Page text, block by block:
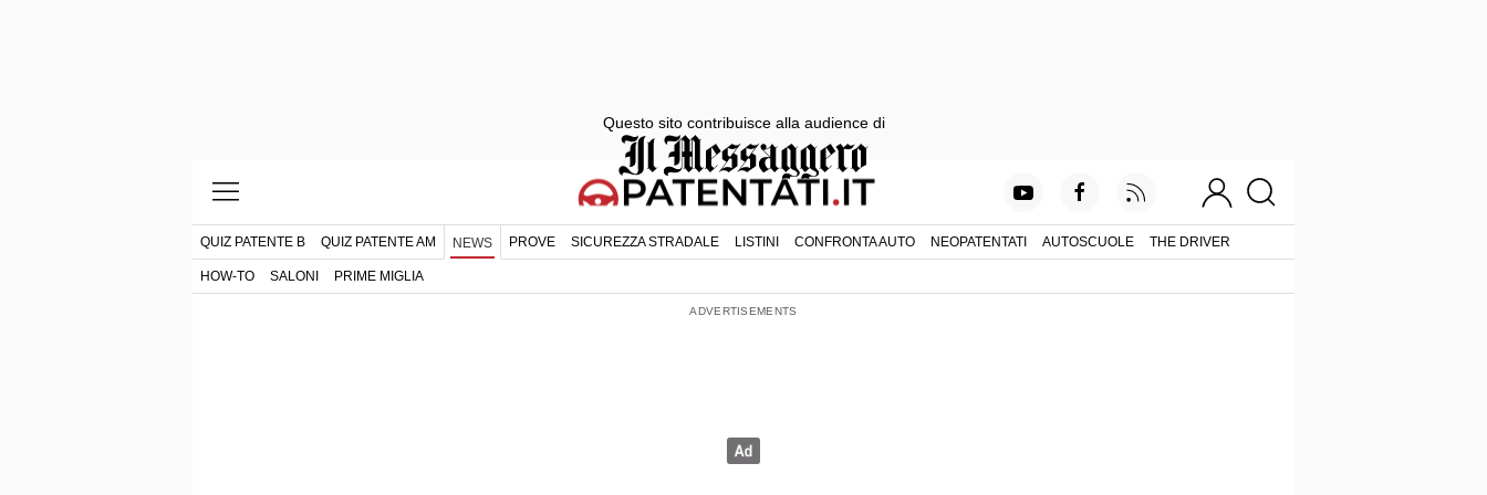
QUIZ PATENTE B QUIZ PATENTE AM NEWS PROVE SICUREZZA STRADALE LISTINI CONFRONTA AUTO NEOPATENTATI AUTOSCUOLE THE DRIVER
HOW-TO SALONI PRIME MIGLIA
Questo sito contribuisce alla audience di